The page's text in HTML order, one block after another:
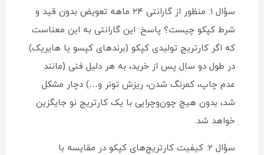
سؤال ۱: منظور از گارانتی ۲۴ ماهه تعویض بدون قید و
شرط کپکو چیست؟ پاسخ: این گارانتی به این معناست
که اگر کارتریج تولیدی کپکو (برندهای کپسو یا هایریک)
در طول دو سال پس از خرید، به هر دلیل فنی (مانند
عدم چاپ، کمرنگ شدن، ریزش تونر و…) دچار مشکل
شد، بدون هیچ چون‌وچرایی با یک کارتریج نو جایگزین
خواهد شد.
سؤال ۲: کیفیت کارتریج‌های کپکو در مقایسه با